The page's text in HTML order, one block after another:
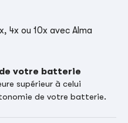
4x ou 10x avec Alma
votre batterie
supérieur à celui
de votre batterie.